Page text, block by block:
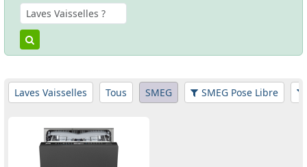
Laves Vaisselles Tous SMEG SMEG Pose Libre